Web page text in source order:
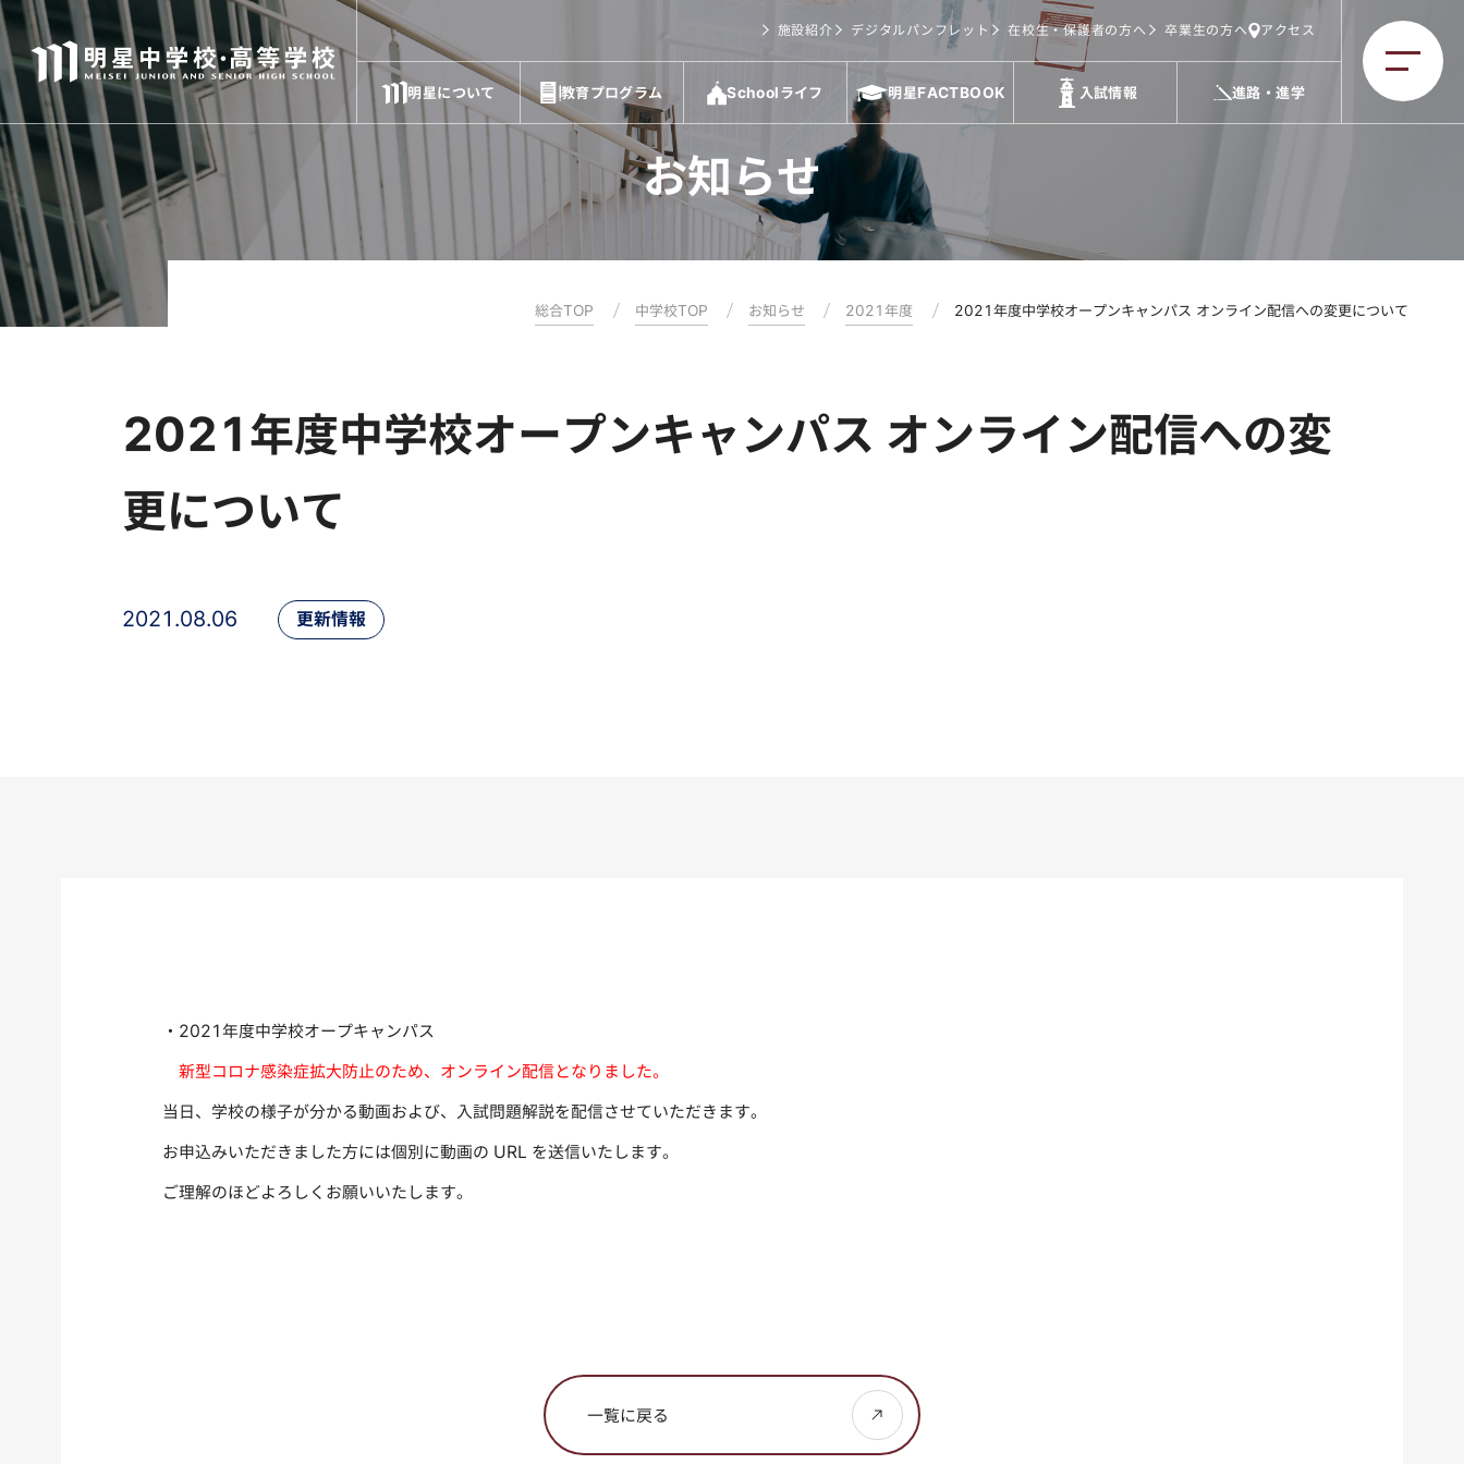
施設紹介 デジタルパンフレット 在校生・保護者の方へ 卒業生の方へ アクセス
明星について 教育プログラム Schoolライフ 明星FACTBOOK 入試情報 進路・進学
お知らせ
総合TOP 中学校TOP お知らせ 2021年度 2021年度中学校オープンキャンパス オンライン配信への変更について
2021年度中学校オープンキャンパス オンライン配信への変
更について
2021.08.06 更新情報
・2021年度中学校オープキャンパス
新型コロナ感染症拡大防止のため、オンライン配信となりました。
当日、学校の様子が分かる動画および、入試問題解説を配信させていただきます。
お申込みいただきました方には個別に動画の URL を送信いたします。
ご理解のほどよろしくお願いいたします。
一覧に戻る